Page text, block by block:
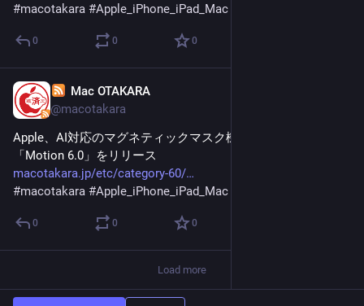
#macotakara #Apple_iPhone_iPad_Mac
0 0 0
Mac OTAKARA
@macotakara
Apple、AI対応のマグネティックマスク機能を追加した
「Motion 6.0」をリリース
macotakara.jp/etc/category-60/
#macotakara #Apple_iPhone_iPad_Mac
0 0 0
Load more